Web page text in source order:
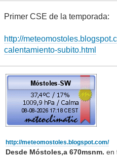
Primer CSE de la temporada:
http://
calentamiento-subito.html
http://meteomostoles.blogspot.com/
Desde Móstoles,a 670msnm. en